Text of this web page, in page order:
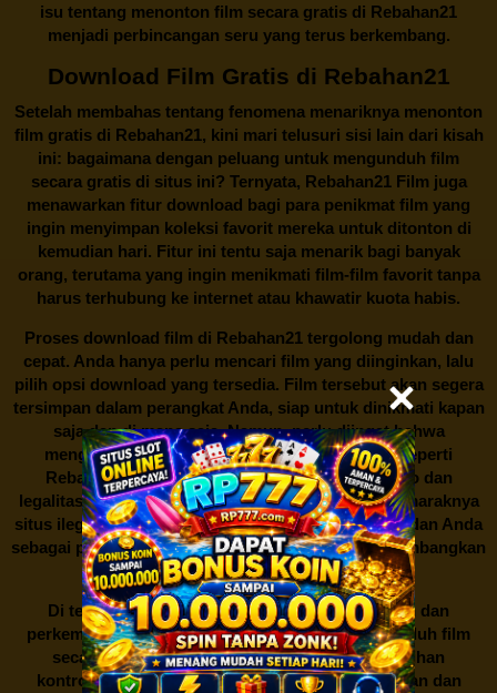
isu tentang menonton film secara gratis di Rebahan21
menjadi perbincangan seru yang terus berkembang.
Download Film Gratis di Rebahan21
Setelah membahas tentang fenomena menariknya menonton
film gratis di Rebahan21, kini mari telusuri sisi lain dari kisah
ini: bagaimana dengan peluang untuk mengunduh film
secara gratis di situs ini? Ternyata, Rebahan21 Film juga
menawarkan fitur download bagi para penikmat film yang
ingin menyimpan koleksi favorit mereka untuk ditonton di
kemudian hari. Fitur ini tentu saja menarik bagi banyak
orang, terutama yang ingin menikmati film-film favorit tanpa
harus terhubung ke internet atau khawatir kuota habis.
Proses download film di Rebahan21tergolong mudah dan
cepat. Anda hanya perlu mencari film yang diinginkan, lalu
pilih opsi download yang tersedia. Film tersebut akan segera
tersimpan dalam perangkat Anda, siap untuk dinikmati kapan
saja dan di mana saja. Namun, perlu diingat bahwa
mengunduh film secara gratis dari situs-situs seperti
Rebahan21 juga berarti berurusan dengan risiko dan
legalitas. Seperti yang telah dibahas sebelumnya, maraknya
situs ilegal semacam ini menimbulkan kontroversi, dan Anda
sebagai pengguna juga perlu bijak dalam mempertimbangkan
akibat dari tindakan tersebut.
Di tengah dinamika persaingan industri hiburan dan
perkembangan teknologi, menonton dan mengunduh film
secara gratis diRebahan21menjadi sebuah pilihan
kontroversial. Meskipun menawarkan kenyamanan dan